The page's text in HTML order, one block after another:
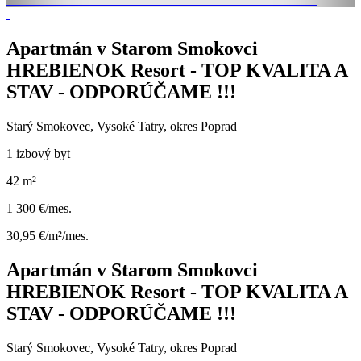
Apartmán v Starom Smokovci
HREBIENOK Resort - TOP KVALITA A
STAV - ODPORÚČAME !!!
Starý Smokovec, Vysoké Tatry, okres Poprad
1 izbový byt
42 m²
1 300 €/mes.
30,95 €/m²/mes.
Apartmán v Starom Smokovci
HREBIENOK Resort - TOP KVALITA A
STAV - ODPORÚČAME !!!
Starý Smokovec, Vysoké Tatry, okres Poprad